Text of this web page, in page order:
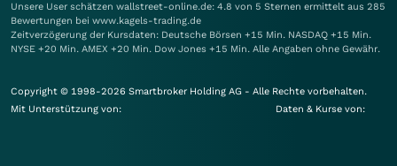
Unsere User schätzen wallstreet-online.de: 4.8 von 5 Sternen ermittelt aus 285
Bewertungen bei www.kagels-trading.de
Zeitverzögerung der Kursdaten: Deutsche Börsen +15 Min. NASDAQ +15 Min.
NYSE +20 Min. AMEX +20 Min. Dow Jones +15 Min. Alle Angaben ohne Gewähr.
Copyright © 1998-2026 Smartbroker Holding AG - Alle Rechte vorbehalten.
Mit Unterstützung von:
Daten & Kurse von: